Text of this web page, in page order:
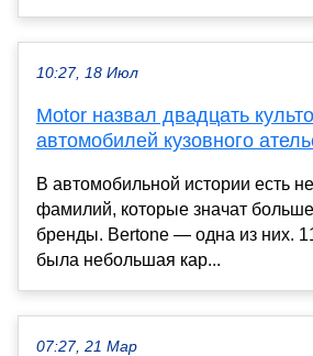
10:27, 18 Июл
Motor назвал двадцать
автомобилей кузовного
В автомобильной истории есть
фамилий, которые значат
бренды. Bertone — одна из них.
была небольшая кар...
07:27, 21 Мар